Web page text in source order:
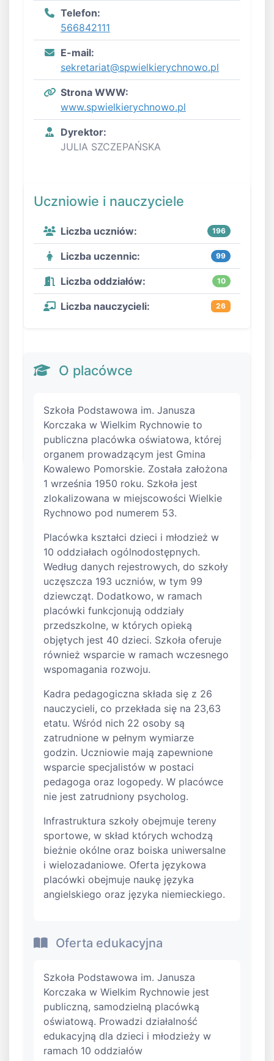
Telefon:
566842111
E-mail:
sekretariat@spwielkierychnowo.pl
Strona WWW:
www.spwielkierychnowo.pl
Dyrektor:
JULIA SZCZEPAŃSKA
Uczniowie i nauczyciele
Liczba uczniów: 196
Liczba uczennic: 99
Liczba oddziałów: 10
Liczba nauczycieli: 26
O placówce
Szkoła Podstawowa im. Janusza
Korczaka w Wielkim Rychnowie to
publiczna placówka oświatowa, której
organem prowadzącym jest Gmina
Kowalewo Pomorskie. Została założona
1 września 1950 roku. Szkoła jest
zlokalizowana w miejscowości Wielkie
Rychnowo pod numerem 53.
Placówka kształci dzieci i młodzież w
10 oddziałach ogólnodostępnych.
Według danych rejestrowych, do szkoły
uczęszcza 193 uczniów, w tym 99
dziewcząt. Dodatkowo, w ramach
placówki funkcjonują oddziały
przedszkolne, w których opieką
objętych jest 40 dzieci. Szkoła oferuje
również wsparcie w ramach wczesnego
wspomagania rozwoju.
Kadra pedagogiczna składa się z 26
nauczycieli, co przekłada się na 23,63
etatu. Wśród nich 22 osoby są
zatrudnione w pełnym wymiarze
godzin. Uczniowie mają zapewnione
wsparcie specjalistów w postaci
pedagoga oraz logopedy. W placówce
nie jest zatrudniony psycholog.
Infrastruktura szkoły obejmuje tereny
sportowe, w skład których wchodzą
bieżnie okólne oraz boiska uniwersalne
i wielozadaniowe. Oferta językowa
placówki obejmuje naukę języka
angielskiego oraz języka niemieckiego.
Oferta edukacyjna
Szkoła Podstawowa im. Janusza
Korczaka w Wielkim Rychnowie jest
publiczną, samodzielną placówką
oświatową. Prowadzi działalność
edukacyjną dla dzieci i młodzieży w
ramach 10 oddziałów